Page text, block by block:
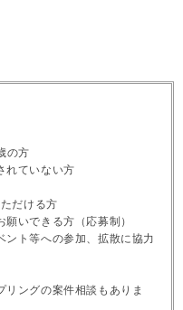
の方
れていない方
だける方
いできる方（応募制）
ント等への参加、拡散に協力
リングの案件相談もありま